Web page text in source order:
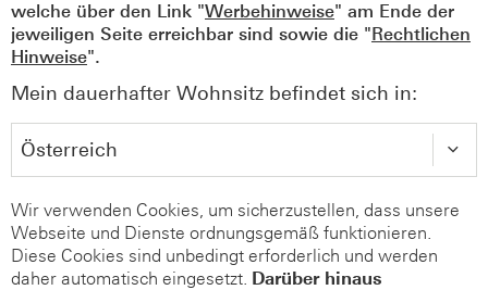
welche über den Link "Werbehinweise" am Ende der
jeweiligen Seite erreichbar sind sowie die "Rechtlichen
Hinweise".
Mein dauerhafter Wohnsitz befindet sich in:
Wir verwenden Cookies, um sicherzustellen, dass unsere
Webseite und Dienste ordnungsgemäß funktionieren.
Diese Cookies sind unbedingt erforderlich und werden
daher automatisch eingesetzt. Darüber hinaus